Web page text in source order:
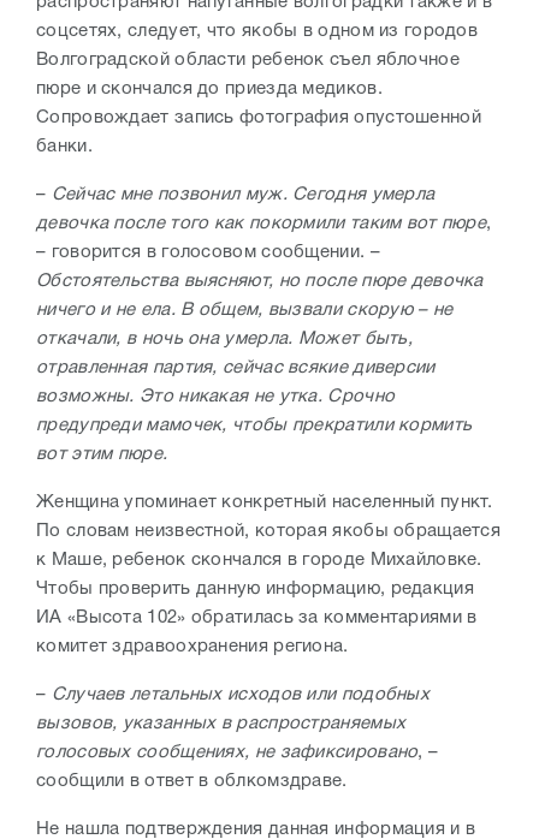
соцсетях, следует, что якобы в одном из городов
Волгоградской области ребенок съел яблочное
пюре и скончался до приезда медиков.
Сопровождает запись фотография опустошенной
банки.
– Сейчас мне позвонил муж. Сегодня умерла
девочка после того как покормили таким вот пюре,
– говорится в голосовом сообщении. –
Обстоятельства выясняют, но после пюре девочка
ничего и не ела. В общем, вызвали скорую – не
откачали, в ночь она умерла. Может быть,
отравленная партия, сейчас всякие диверсии
возможны. Это никакая не утка. Срочно
предупреди мамочек, чтобы прекратили кормить
вот этим пюре.
Женщина упоминает конкретный населенный пункт.
По словам неизвестной, которая якобы обращается
к Маше, ребенок скончался в городе Михайловке.
Чтобы проверить данную информацию, редакция
ИА «Высота 102» обратилась за комментариями в
комитет здравоохранения региона.
– Случаев летальных исходов или подобных
вызовов, указанных в распространяемых
голосовых сообщениях, не зафиксировано, –
сообщили в ответ в облкомздраве.
Не нашла подтверждения данная информация и в